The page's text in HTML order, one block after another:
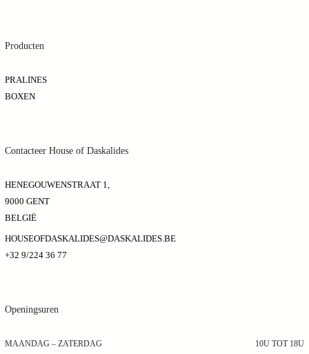
Producten
PRALINES
BOXEN
Contacteer House of Daskalides
HENEGOUWENSTRAAT 1,
9000 GENT
BELGIË
HOUSEOFDASKALIDES@DASKALIDES.BE
+32 9/224 36 77
Openingsuren
MAANDAG – ZATERDAG
10U TOT 18U